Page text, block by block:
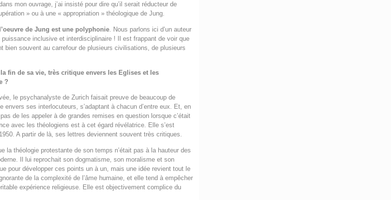
mon ouvrage, j’ai insisté pour dire qu’il serait réducteur de
» ou à une « appropriation » théologique de Jung.
l’oeuvre de Jung est une polyphonie . Nous parlons ici d’un auteur
puissance inclusive et interdisciplinaire ! Il est frappant de voir que
bien souvent au carrefour de plusieurs civilisations, de plusieurs
fin de sa vie, très critique envers les Eglises et les
?
le psychanalyste de Zurich faisait preuve de beaucoup de
envers ses interlocuteurs, s’adaptant à chacun d’entre eux. Et, en
de les appeler à de grandes remises en question lorsque c’était
avec les théologiens est à cet égard révélatrice. Elle s’est
A partir de là, ses lettres deviennent souvent très critiques.
la théologie protestante de son temps n’était pas à la hauteur des
Il lui reprochait son dogmatisme, son moralisme et son
pour développer ces points un à un, mais une idée revient tout le
de la complexité de l’âme humaine, et elle tend à empêcher
expérience religieuse. Elle est objectivement complice du